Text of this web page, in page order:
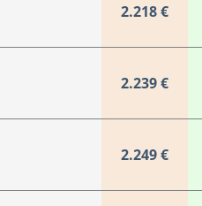
2.218 €
2.239 €
2.249 €